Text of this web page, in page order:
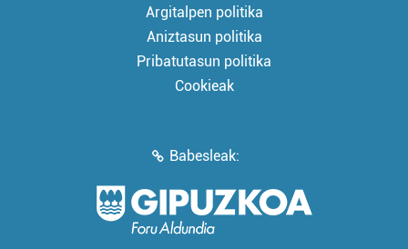
Argitalpen politika
Aniztasun politika
Pribatutasun politika
Cookieak
Babesleak: